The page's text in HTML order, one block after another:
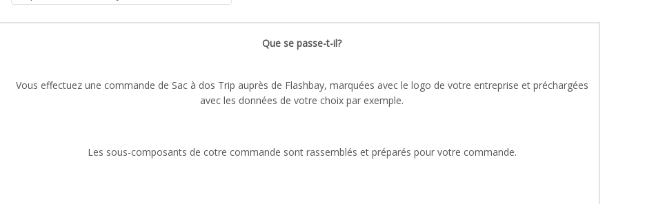
Que se passe-t-il?
Vous effectuez une commande de Sac à dos Trip auprès de Flashbay, marquées avec le logo de votre entreprise et préchargées
avec les données de votre choix par exemple.
Les sous-composants de cotre commande sont rassemblés et préparés pour votre commande.